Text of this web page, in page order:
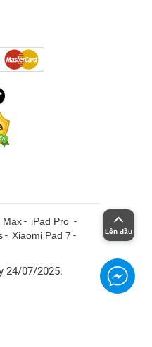
Max- iPad Pro -
- Xiaomi Pad 7 -
24/07/2025.
Lên đầu